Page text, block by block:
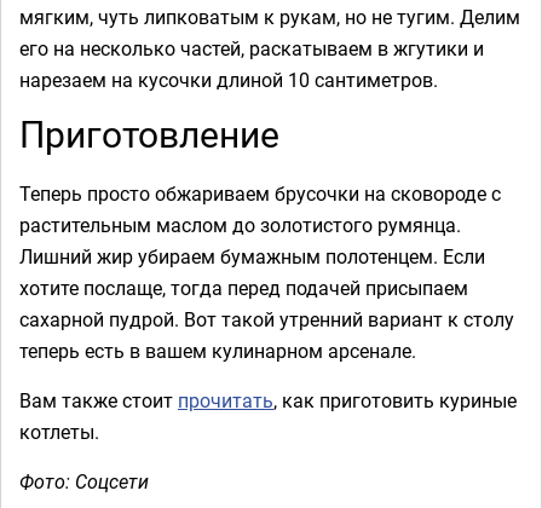
мягким, чуть липковатым к рукам, но не тугим. Делим
его на несколько частей, раскатываем в жгутики и
нарезаем на кусочки длиной 10 сантиметров.
Приготовление
Теперь просто обжариваем брусочки на сковороде с
растительным маслом до золотистого румянца.
Лишний жир убираем бумажным полотенцем. Если
хотите послаще, тогда перед подачей присыпаем
сахарной пудрой. Вот такой утренний вариант к столу
теперь есть в вашем кулинарном арсенале.
Вам также стоит прочитать, как приготовить куриные
котлеты.
Фото: Соцсети